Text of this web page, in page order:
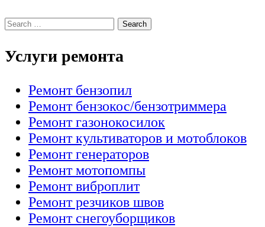
Услуги ремонта
Ремонт бензопил
Ремонт бензокос/бензотриммера
Ремонт газонокосилок
Ремонт культиваторов и мотоблоков
Ремонт генераторов
Ремонт мотопомпы
Ремонт виброплит
Ремонт резчиков швов
Ремонт снегоуборщиков